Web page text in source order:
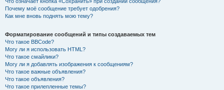
Почему моё сообщение требует одобрения?
Как мне вновь поднять мою тему?
Форматирование сообщений и типы создаваемых тем
Что такое BBCode?
Могу ли я использовать HTML?
Что такое смайлики?
Могу ли я добавлять изображения к сообщениям?
Что такое важные объявления?
Что такое объявления?
Что такое прилепленные темы?